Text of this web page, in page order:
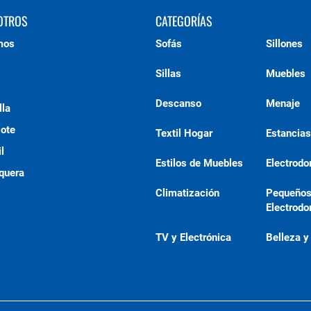
CATEGORÍAS
Sofás Sillones
Sillas Muebles
Descanso Menaje
Textil Hogar Estancias
Estilos de Muebles
Climatización
Pequeños
TV y Electrónica Belleza y